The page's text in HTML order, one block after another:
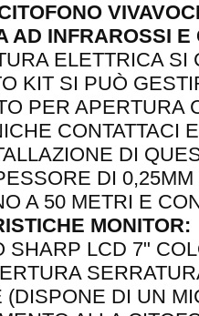
AD INFRAROSSI
ELETTRICA
KIT SI PUÒ
PER APERTURA
CONTATTACI
DI
DI
A 50 METRI E
MONITOR:
SHARP LCD 7"
(DISPONE DI UN